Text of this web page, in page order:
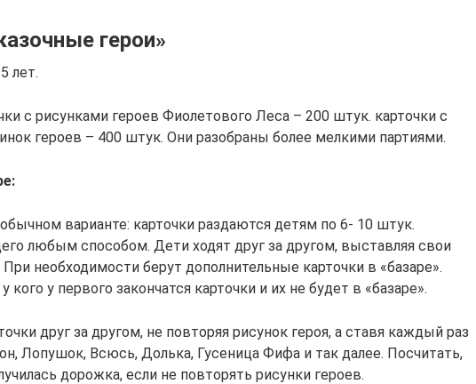
герои»
лет.
с рисунками героев Фиолетового Леса – 200 штук. карточки с
героев – 400 штук. Они разобраны более мелкими партиями.
варианте: карточки раздаются детям по 6- 10 штук.
любым способом. Дети ходят друг за другом, выставляя свои
При необходимости берут дополнительные карточки в «базаре».
кого у первого закончатся карточки и их не будет в «базаре».
друг за другом, не повторяя рисунок героя, а ставя каждый раз
Лопушок, Всюсь, Долька, Гусеница Фифа и так далее. Посчитать,
дорожка, если не повторять рисунки героев.